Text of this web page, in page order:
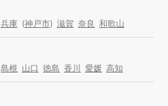
兵庫 (神戸市) 滋賀 奈良 和歌山
島根 山口 徳島 香川 愛媛 高知